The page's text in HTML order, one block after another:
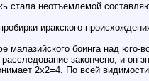
неотъемлемой
иракского
боинга над
закончено, и он
2х2=4. По всей